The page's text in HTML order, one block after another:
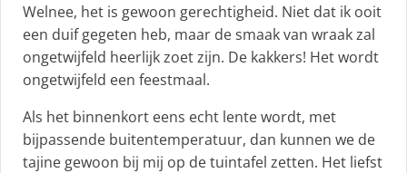
Welnee, het is gewoon gerechtigheid. Niet dat ik ooit
een duif gegeten heb, maar de smaak van wraak zal
ongetwijfeld heerlijk zoet zijn. De kakkers! Het wordt
ongetwijfeld een feestmaal.
Als het binnenkort eens echt lente wordt, met
bijpassende buitentemperatuur, dan kunnen we de
tajine gewoon bij mij op de tuintafel zetten. Het liefst